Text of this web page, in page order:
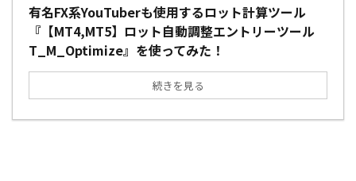
有名FX系YouTuberも使用するロット計算ツール
『【MT4,MT5】ロット自動調整エントリーツール
T_M_Optimize』を使ってみた！
続きを見る